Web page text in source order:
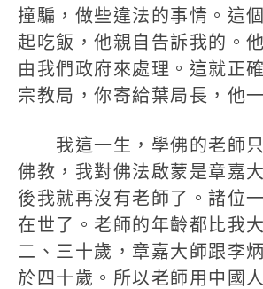
撞騙，做些違法的事情。這
起吃飯，他親自告訴我的。
由我們政府來處理。這就正
宗教局，你寄給葉局長，他
我這一生，學佛的老師只
佛教，我對佛法啟蒙是章嘉
後我就再沒有老師了。諸位
在世了。老師的年齡都比我
二、三十歲，章嘉大師跟李
於四十歲。所以老師用中國